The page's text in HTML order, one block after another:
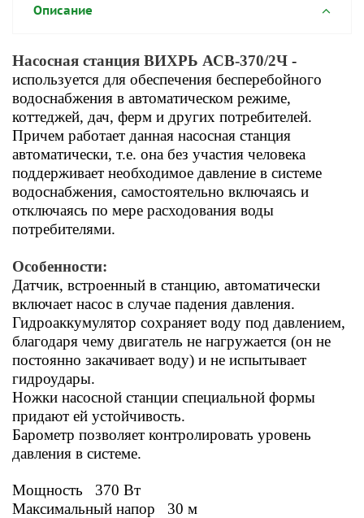
Описание
Насосная станция ВИХРЬ АСВ-370/2Ч -
используется для обеспечения бесперебойного
водоснабжения в автоматическом режиме,
коттеджей, дач, ферм и других потребителей.
Причем работает данная насосная станция
автоматически, т.е. она без участия человека
поддерживает необходимое давление в системе
водоснабжения, самостоятельно включаясь и
отключаясь по мере расходования воды
потребителями.
Особенности:
Датчик, встроенный в станцию, автоматически
включает насос в случае падения давления.
Гидроаккумулятор сохраняет воду под давлением,
благодаря чему двигатель не нагружается (он не
постоянно закачивает воду) и не испытывает
гидроудары.
Ножки насосной станции специальной формы
придают ей устойчивость.
Барометр позволяет контролировать уровень
давления в системе.
Мощность 370 Вт
Максимальный напор 30 м